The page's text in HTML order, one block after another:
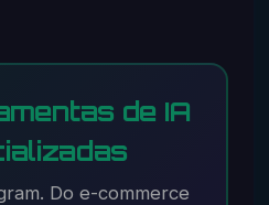
de IA
Do e-commerce